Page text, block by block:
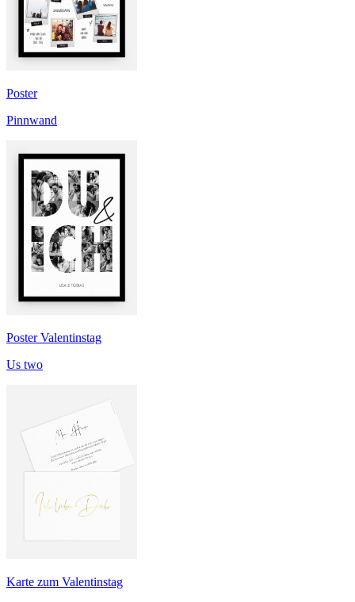
Poster
Pinnwand
Poster Valentinstag
Us two
Karte zum Valentinstag